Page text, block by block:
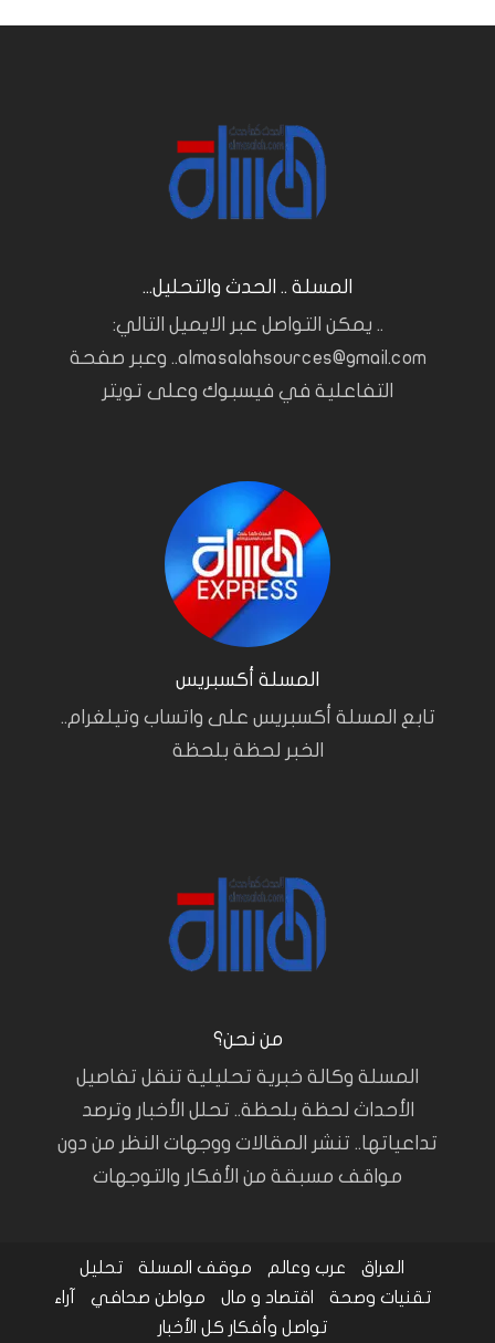
المسلة .. الحدث والتحليل...
.. يمكن التواصل عبر الايميل التالي:
almasalahsources@gmail.com.. وعبر صفحة
التفاعلية في فيسبوك وعلى تويتر
المسلة أكسبريس
تابع المسلة أكسبريس على واتساب وتيلغرام..
الخبر لحظة بلحظة
من نحن؟
المسلة وكالة خبرية تحليلية تنقل تفاصيل
الأحداث لحظة بلحظة.. تحلل الأخبار وترصد
تداعياتها.. تنشر المقالات ووجهات النظر من دون
مواقف مسبقة من الأفكار والتوجهات
العراق عرب وعالم موقف المسلة
تحليل
تقنيات وصحة
اقتصاد و مال مواطن صحافي
آراء
تواصل وأفكار كل الأخبار